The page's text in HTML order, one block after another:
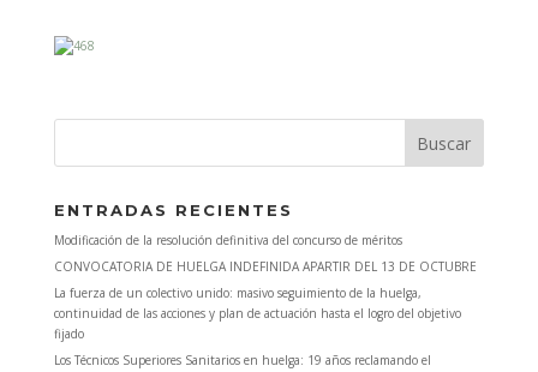
ENTRADAS RECIENTES
Modificación de la resolución definitiva del concurso de méritos
CONVOCATORIA DE HUELGA INDEFINIDA APARTIR DEL 13 DE OCTUBRE
La fuerza de un colectivo unido: masivo seguimiento de la huelga,
continuidad de las acciones y plan de actuación hasta el logro del objetivo
fijado
Los Técnicos Superiores Sanitarios en huelga: 19 años reclamando el